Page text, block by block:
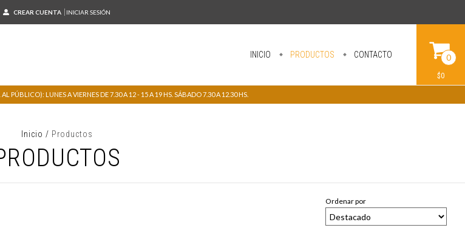
CREAR CUENTA INICIAR SESIÓN
INICIO PRODUCTOS CONTACTO 0
$0
PÚBLICO): LUNES A VIERNES DE 7.30 A 12 - 15 A 19 HS. SÁBADO 7.30 A 12.30 HS.
Inicio / Productos
Ordenar por